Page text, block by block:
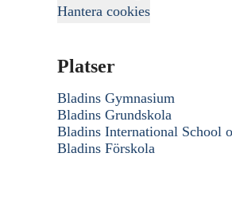
Hantera cookies
Platser
Bladins Gymnasium
Bladins Grundskola
Bladins International School
Bladins Förskola